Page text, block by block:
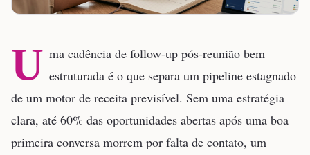
U ma cadência de follow-up pós-reunião bem
estruturada é o que separa um pipeline estagnado
de um motor de receita previsível. Sem uma estratégia
clara, até 60% das oportunidades abertas após uma boa
primeira conversa morrem por falta de contato, um